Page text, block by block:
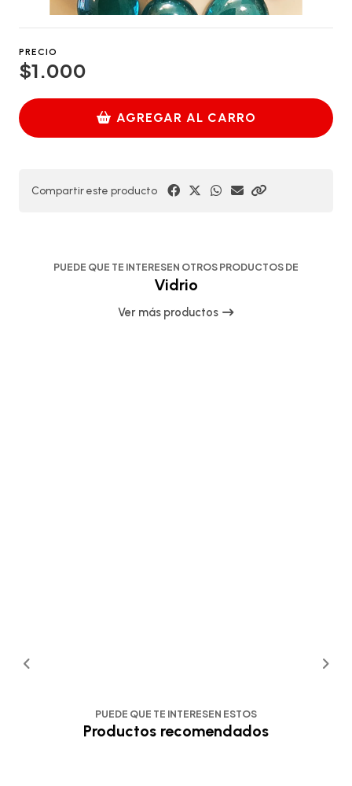
PRECIO
$1.000
AGREGAR AL CARRO
Compartir este producto
PUEDE QUE TE INTERESEN OTROS PRODUCTOS DE
Vidrio
Ver más productos
PUEDE QUE TE INTERESEN ESTOS
Productos recomendados